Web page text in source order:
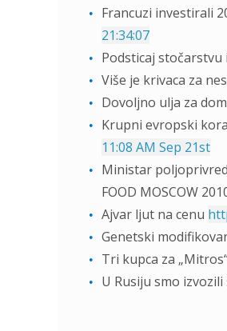
Francuzi investirali
21:34:07
Podsticaj
Više je krivaca za
Dovoljno ulja za
Krupni evropski
11:08 AM Sep 21st
Ministar
FOOD MOSCOW
Ajvar ljut na cenu
Genetski
Tri kupca za
U Rusiju smo